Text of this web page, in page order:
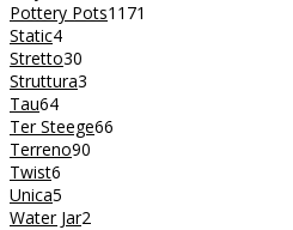
Pottery Pots1171
Static4
Stretto30
Struttura3
Tau64
Ter Steege66
Terreno90
Twist6
Unica5
Water Jar2